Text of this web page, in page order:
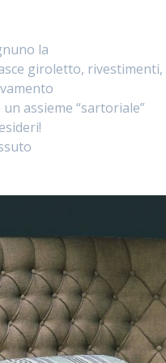
la
giroletto, rivestimenti,
assieme “sartoriale”